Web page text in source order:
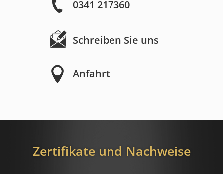
0341 217360
Schreiben Sie uns
Anfahrt
Zertifikate und Nachweise